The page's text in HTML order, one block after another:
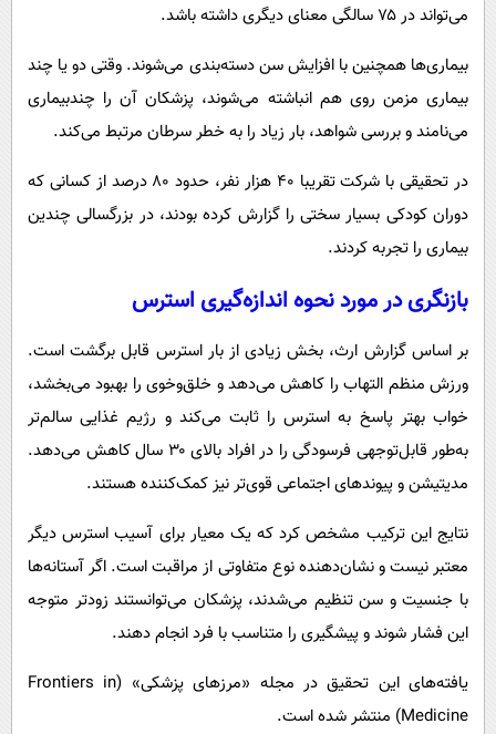
می‌تواند در ۷۵ سالگی معنای دیگری داشته باشد.
بیماری‌ها همچنین با افزایش سن دسته‌بندی می‌شوند. وقتی دو یا چند
بیماری مزمن روی هم انباشته می‌شوند، پزشکان آن را چندبیماری
می‌نامند و بررسی شواهد، بار زیاد را به خطر سرطان مرتبط می‌کند.
در تحقیقی با شرکت تقریبا ۴۰ هزار نفر، حدود ۸۰ درصد از کسانی که
دوران کودکی بسیار سختی را گزارش کرده بودند، در بزرگسالی چندین
بیماری را تجربه کردند.
بازنگری در مورد نحوه اندازه‌گیری استرس
بر اساس گزارش ارث، بخش زیادی از بار استرس قابل برگشت است.
ورزش منظم التهاب را کاهش می‌دهد و خلق‌وخوی را بهبود می‌بخشد،
خواب بهتر پاسخ به استرس را ثابت می‌کند و رژیم غذایی سالم‌تر
به‌طور قابل‌توجهی فرسودگی را در افراد بالای ۳۰ سال کاهش می‌دهد.
مدیتیشن و پیوندهای اجتماعی قوی‌تر نیز کمک‌کننده هستند.
نتایج این ترکیب مشخص کرد که یک معیار برای آسیب استرس دیگر
معتبر نیست و نشان‌دهنده نوع متفاوتی از مراقبت است. اگر آستانه‌ها
با جنسیت و سن تنظیم می‌شدند، پزشکان می‌توانستند زودتر متوجه
این فشار شوند و پیشگیری را متناسب با فرد انجام دهند.
یافته‌های این تحقیق در مجله «مرزهای پزشکی» (Frontiers in
Medicine) منتشر شده است.